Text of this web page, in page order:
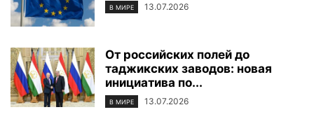
В МИРЕ 13.07.2026
От российских полей до
таджикских заводов: новая
инициатива по...
В МИРЕ 13.07.2026